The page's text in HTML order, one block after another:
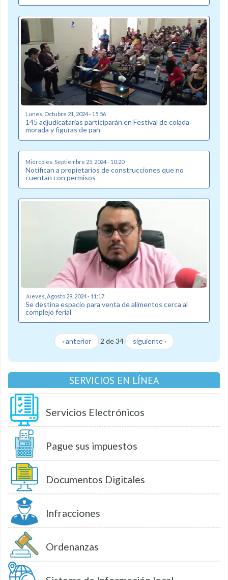
Lunes, Octubre 21, 2024 - 15:56
145 adjudicatarias participarán en Festival de colada
morada y figuras de pan
Miércoles, Septiembre 25, 2024 - 10:20
Notifican a propietarios de construcciones que no
cuentan con permisos
Jueves, Agosto 29, 2024 - 11:17
Se destina espacio para venta de alimentos cerca al
complejo ferial
‹ anterior 2 de 34 siguiente ›
SERVICIOS EN LÍNEA
Servicios Electrónicos
Pague sus impuestos
Documentos Digitales
Infracciones
Ordenanzas